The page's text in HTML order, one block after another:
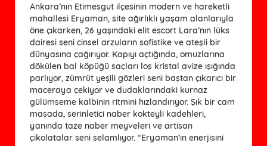
Ankara’nın Etimesgut ilçesinin modern ve hareketli
mahallesi Eryaman, site ağırlıklı yaşam alanlarıyla
öne çıkarken, 26 yaşındaki elit escort Lara’nın lüks
dairesi seni cinsel arzuların sofistike ve ateşli bir
dünyasına çağırıyor. Kapıyı açtığında, omuzlarına
dökülen bal köpüğü saçları loş kristal avize ışığında
parlıyor, zümrüt yeşili gözleri seni baştan çıkarıcı bir
maceraya çekiyor ve dudaklarındaki kurnaz
gülümseme kalbinin ritmini hızlandırıyor. Şık bir cam
masada, serinletici naber kokteyli kadehleri,
yanında taze naber meyveleri ve artisan
çikolatalar seni selamlıyor. “Eryaman’ın enerjisini